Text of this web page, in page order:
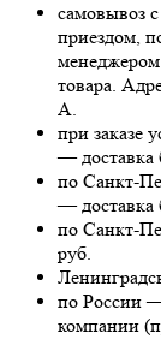
самовывоз
приездом,
товара.
А.
при заказе
— доставка
по Санкт-
— доставка
по Санкт-
руб.
по России
компании